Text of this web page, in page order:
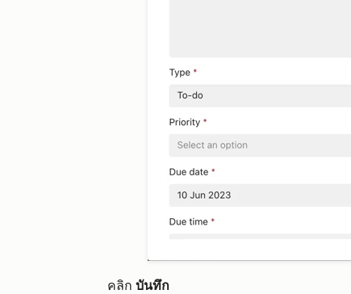
คลิก บันทึก